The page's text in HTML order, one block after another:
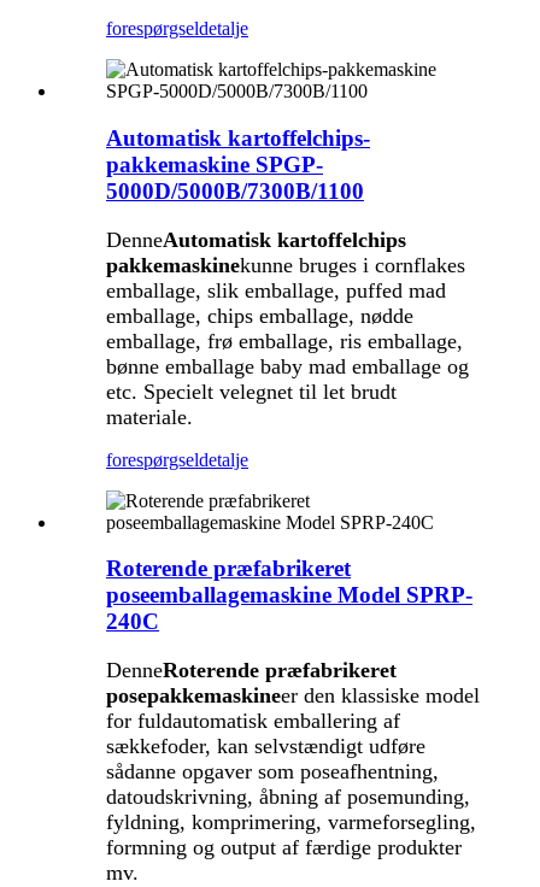
forespørgseldetalje
Automatisk kartoffelchips-
pakkemaskine SPGP-
5000D/5000B/7300B/1100
DenneAutomatisk kartoffelchips
pakkemaskinekunne bruges i cornflakes
emballage, slik emballage, puffed mad
emballage, chips emballage, nødde
emballage, frø emballage, ris emballage,
bønne emballage baby mad emballage og
etc. Specielt velegnet til let brudt
materiale.
forespørgseldetalje
Roterende præfabrikeret
poseemballagemaskine Model SPRP-
240C
DenneRoterende præfabrikeret
posepakkemaskineer den klassiske model
for fuldautomatisk emballering af
sækkefoder, kan selvstændigt udføre
sådanne opgaver som poseafhentning,
datoudskrivning, åbning af posemunding,
fyldning, komprimering, varmeforsegling,
formning og output af færdige produkter
mv.